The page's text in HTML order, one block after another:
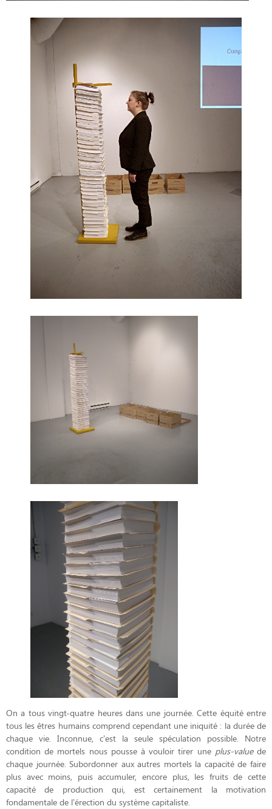
On a tous vingt-quatre heures dans une journée. Cette équité entre
tous les êtres humains comprend cependant une iniquité : la durée de
chaque vie. Inconnue, c’est la seule spéculation possible. Notre
condition de mortels nous pousse à vouloir tirer une plus-valuede
chaque journée. Subordonner aux autres mortels la capacité de faire
plus avec moins, puis accumuler, encore plus, les fruits de cette
capacité de production qui, est certainement la motivation
fondamentale de l’érection du système capitaliste.